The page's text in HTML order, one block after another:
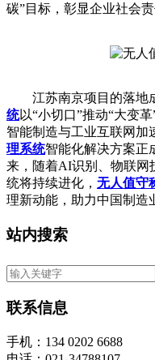
碳”目标，彰显企业社会责
江苏南京项目的落地
统以“小切口”推动“大变
智能制造与工业互联网加
理系统智能化解决方案正
来，随着AI识别、物联网
统将持续进化， 无人值守
理新动能，助力中国制造
站内搜索
联系信息
手机：134 0202 6688